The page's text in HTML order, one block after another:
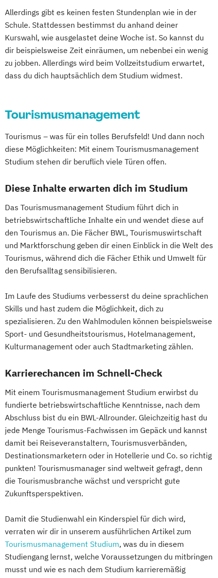
Allerdings gibt es keinen festen Stundenplan wie in der
Schule. Stattdessen bestimmst du anhand deiner
Kurswahl, wie ausgelastet deine Woche ist. So kannst du
dir beispielsweise Zeit einräumen, um nebenbei ein wenig
zu jobben. Allerdings wird beim Vollzeitstudium erwartet,
dass du dich hauptsächlich dem Studium widmest.
Tourismusmanagement
Tourismus – was für ein tolles Berufsfeld! Und dann noch
diese Möglichkeiten: Mit einem Tourismusmanagement
Studium stehen dir beruflich viele Türen offen.
Diese Inhalte erwarten dich im Studium
Das Tourismusmanagement Studium führt dich in
betriebswirtschaftliche Inhalte ein und wendet diese auf
den Tourismus an. Die Fächer BWL, Tourismuswirtschaft
und Marktforschung geben dir einen Einblick in die Welt des
Tourismus, während dich die Fächer Ethik und Umwelt für
den Berufsalltag sensibilisieren.
Im Laufe des Studiums verbesserst du deine sprachlichen
Skills und hast zudem die Möglichkeit, dich zu
spezialisieren. Zu den Wahlmodulen können beispielsweise
Sport- und Gesundheitstourismus, Hotelmanagement,
Kulturmanagement oder auch Stadtmarketing zählen.
Karrierechancen im Schnell-Check
Mit einem Tourismusmanagement Studium erwirbst du
fundierte betriebswirtschaftliche Kenntnisse, nach dem
Abschluss bist du ein BWL-Allrounder. Gleichzeitig hast du
jede Menge Tourismus-Fachwissen im Gepäck und kannst
damit bei Reiseveranstaltern, Tourismusverbänden,
Destinationsmarketern oder in Hotellerie und Co. so richtig
punkten! Tourismusmanager sind weltweit gefragt, denn
die Tourismusbranche wächst und verspricht gute
Zukunftsperspektiven.
Damit die Studienwahl ein Kinderspiel für dich wird,
verraten wir dir in unserem ausführlichen Artikel zum
Tourismusmanagement Studium, was du in diesem
Studiengang lernst, welche Voraussetzungen du mitbringen
musst und wie es nach dem Studium karrieremäßig